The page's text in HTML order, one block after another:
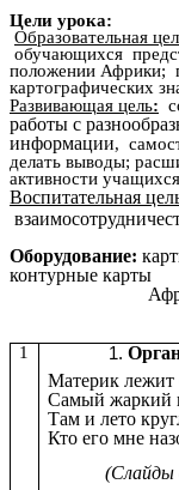
Цели урока:
Образовательная
обучающихся
положении Африки;
картографических
Развивающая цель:
работы с
информации,
делать выводы;
активности
Воспитательная
Оборудование:
контурные карты
Африки,
1
Материк лежит
Самый жаркий
Там и лето
Кто его мне
(Слайды об